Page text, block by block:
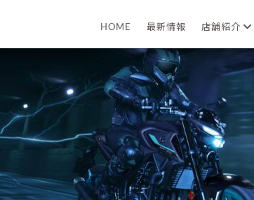
HOME 最新情報 店舗紹介